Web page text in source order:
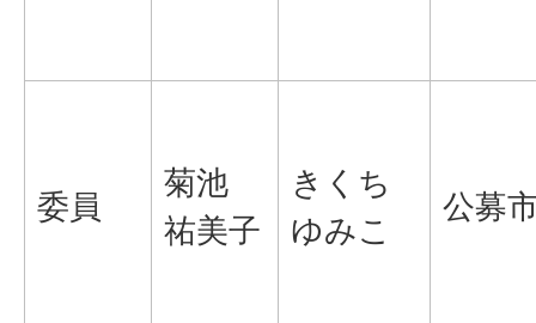
委員
菊池
祐美子
きくち
ゆみこ
公募